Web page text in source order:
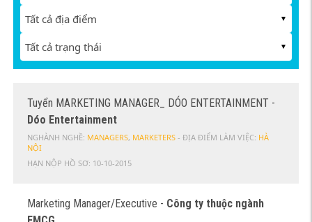
Tuyển MARKETING MANAGER_ DÓO ENTERTAINMENT -
Dóo Entertainment
NGHÀNH NGHỀ: MANAGERS, MARKETERS - ĐỊA ĐIỂM LÀM VIỆC: HÀ
NỘI
HẠN NỘP HỒ SƠ: 10-10-2015
Marketing Manager/Executive - Công ty thuộc ngành